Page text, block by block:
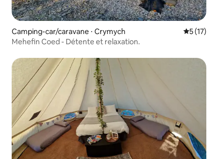
Camping-car/caravane ⋅ Crymych
5 (17)
Mehefin Coed - Détente et relaxation.